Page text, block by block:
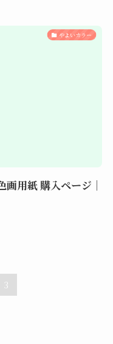
やよいカラー
用紙 購入ページ｜
3